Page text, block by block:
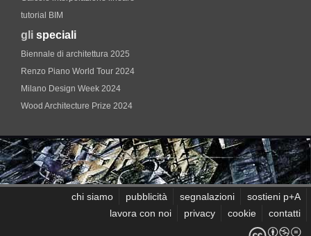
tutorial BIM
gli speciali
Biennale di architettura 2025
Renzo Piano World Tour 2024
Milano Design Week 2024
Wood Architecture Prize 2024
chi siamo pubblicità segnalazioni
sostieni p+A
lavora con noi
privacy cookie contatti